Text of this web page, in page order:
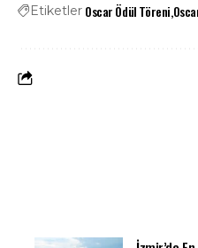
Etiketler Oscar Ödül Töreni